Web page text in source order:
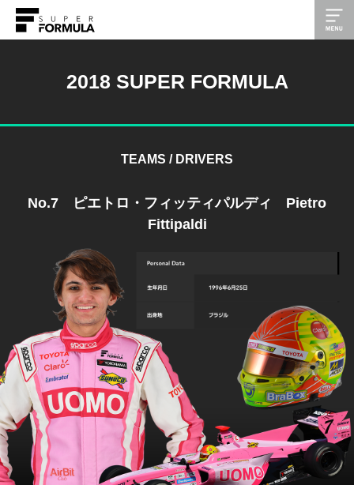
2018 SUPER FORMULA
TEAMS / DRIVERS
No.7 ピエトロ・フィッティパルディ Pietro
Fittipaldi